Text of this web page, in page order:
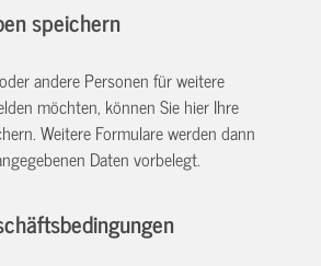
speichern
andere Personen für weitere
möchten, können Sie hier Ihre
Weitere Formulare werden dann
Daten vorbelegt.